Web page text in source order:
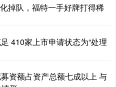
掉队，福特一手好牌打得稀
410家上市申请状态为“处理
资额占资产总额七成以上 与